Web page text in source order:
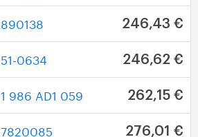
890138 246,43 €
51-0634 246,62 €
1 986 AD1 059 262,15 €
7820085 276,01 €